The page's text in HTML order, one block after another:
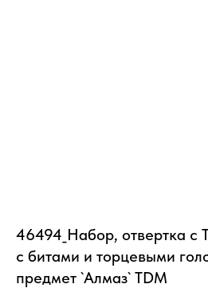
46494_Набор, отвертка с
с битами и торцевыми
предмет `Алмаз` TDM